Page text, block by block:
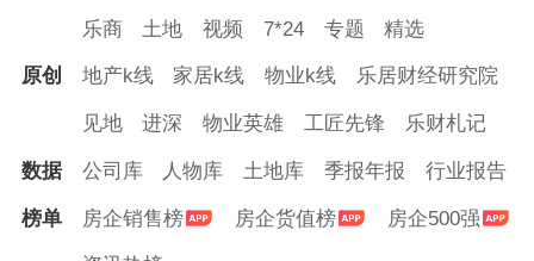
核心竞争力；拓展渠道，与当地头部装修设计
异化市场优势；全力推动品牌入库，深耕酒
店、商业+精装房、餐饮等核板块，用标杆案
例，定义高端商业照明。
4、龙牌近50年技术积累再出发，三大焕新锚
乐商 土地 视频 7*24 专题 精选
原创 地产k线 家居k线 物业k线 乐居财经研究院
见地 进深 物业英雄 工匠先锋 乐财札记
数据 公司库 人物库 土地库 季报年报 行业报告
榜单 房企销售榜 房企货值榜 房企500强